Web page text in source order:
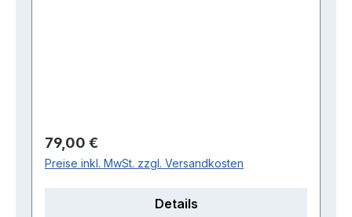
Regulärer Preis:
79,00 €
Preise inkl. MwSt. zzgl. Versandkosten
Details